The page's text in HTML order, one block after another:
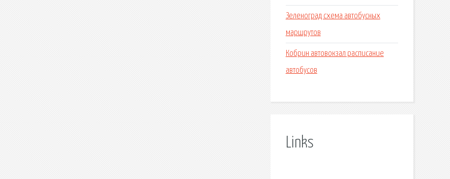
Зеленоград схема автобусных
маршрутов
Кобрин автовокзал расписание
автобусов
Links